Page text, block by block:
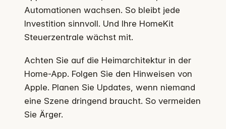
Automationen wachsen. So bleibt jede
Investition sinnvoll. Und Ihre HomeKit
Steuerzentrale wächst mit.
Achten Sie auf die Heimarchitektur in der
Home-App. Folgen Sie den Hinweisen von
Apple. Planen Sie Updates, wenn niemand
eine Szene dringend braucht. So vermeiden
Sie Ärger.